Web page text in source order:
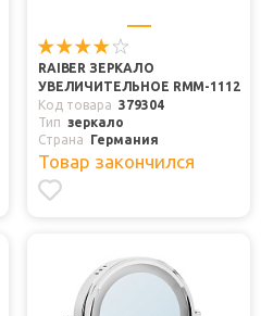
RAIBER ЗЕРКАЛО
УВЕЛИЧИТЕЛЬНОЕ RMM-1112
Код товара 379304
Тип зеркало
Страна
Германия
Товар закончился